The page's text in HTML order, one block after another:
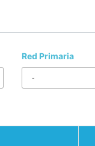
Red Primaria